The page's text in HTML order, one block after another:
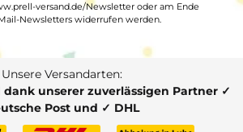
versand.de/Newsletter oder am Ende
Newsletters widerrufen werden.
Unsere Versandarten:
dank unserer zuverlässigen Partner ✓
Post und ✓ DHL